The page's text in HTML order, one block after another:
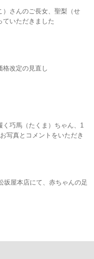
）さんのご長女、聖梨（せ
ていただきました
格改定の見直し
く巧馬（たくま）ちゃん、1
写真とコメントをいただき
坂屋本店にて、赤ちゃんの足